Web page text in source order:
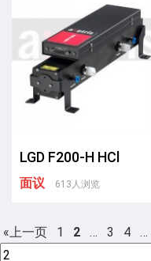
LGD F200-H HCl
面议 613人浏览
«上一页 1 2 … 3 4 …